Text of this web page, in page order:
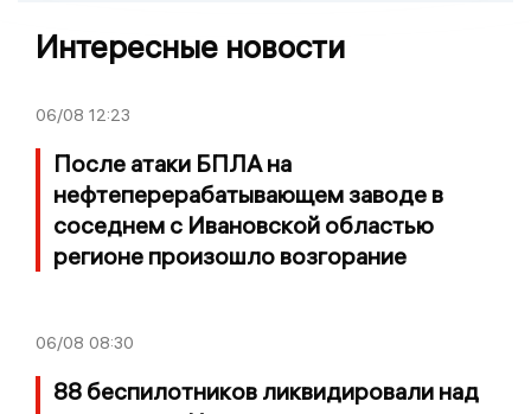
Интересные новости
06/08 12:23
После атаки БПЛА на
нефтеперерабатывающем заводе в
соседнем с Ивановской областью
регионе произошло возгорание
06/08 08:30
88 беспилотников ликвидировали над